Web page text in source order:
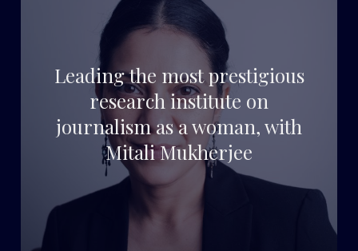
Leading the most prestigious
research institute on
journalism as a woman, with
Mitali Mukherjee